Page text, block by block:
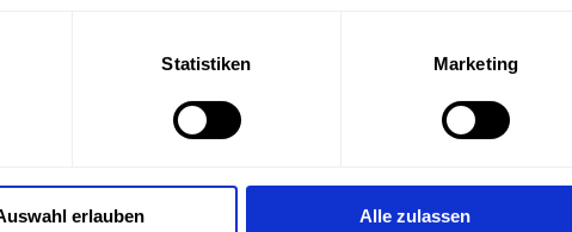
verarbeitet werden, und legen Sie Ihre Präferenzen im
Abschnitt
und darauf zuzugreifen und so personalisierte Werbung und
sowie Entwicklung von Angeboten zu ermöglichen.
Statistiken Marketing
erlauben Alle zulassen